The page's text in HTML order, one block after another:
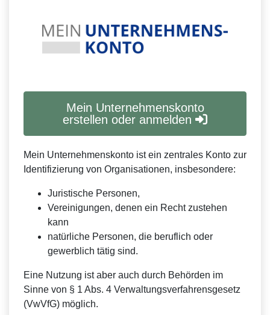
Mein Unternehmenskonto
erstellen oder anmelden
Mein Unternehmenskonto ist ein zentrales Konto zur
Identifizierung von Organisationen, insbesondere:
Juristische Personen,
Vereinigungen, denen ein Recht zustehen
kann
natürliche Personen, die beruflich oder
gewerblich tätig sind.
Eine Nutzung ist aber auch durch Behörden im
Sinne von § 1 Abs. 4 Verwaltungsverfahrensgesetz
(VwVfG) möglich.